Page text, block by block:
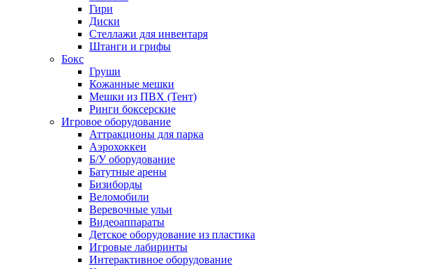
Гири
Диски
Стеллажи для инвентаря
Штанги и грифы
Бокс
Груши
Кожанные мешки
Мешки из ПВХ (Тент)
Ринги боксерские
Игровое оборудование
Аттракционы для парка
Аэрохоккеи
Б/У оборудование
Батутные арены
Бизиборды
Веломобили
Веревочные ульи
Видеоаппараты
Детское оборудование из пластика
Игровые лабиринты
Интерактивное оборудование